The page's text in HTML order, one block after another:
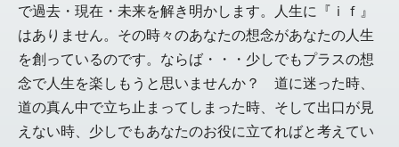
で過去・現在・未来を解き明かします。人生に『ｉｆ』
はありません。その時々のあなたの想念があなたの人生
を創っているのです。ならば・・・少しでもプラスの想
念で人生を楽しもうと思いませんか？ 道に迷った時、
道の真ん中で立ち止まってしまった時、そして出口が見
えない時、少しでもあなたのお役に立てればと考えてい